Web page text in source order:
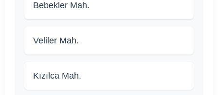
Bebekler Mah.
Veliler Mah.
Kızılca Mah.